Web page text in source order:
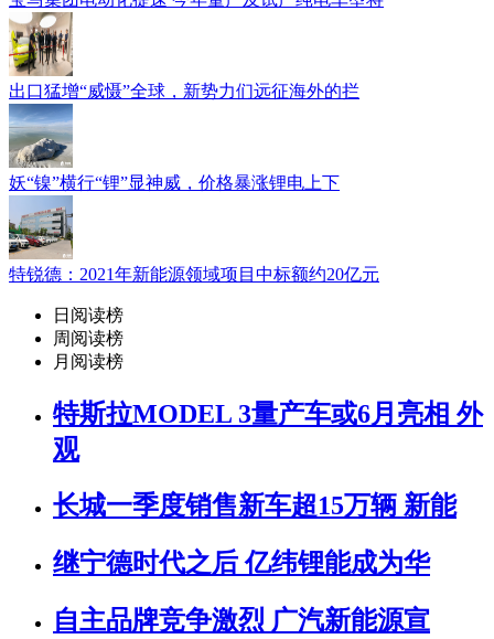
出口猛增“威慑”全球，新势力们远征海外的拦
妖“镍”横行“锂”显神威，价格暴涨锂电上下
特锐德：2021年新能源领域项目中标额约20亿元
日阅读榜
周阅读榜
月阅读榜
特斯拉MODEL 3量产车或6月亮相 外
观
长城一季度销售新车超15万辆 新能
继宁德时代之后 亿纬锂能成为华
自主品牌竞争激烈 广汽新能源宣